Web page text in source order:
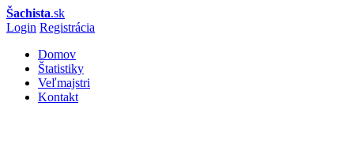
Šachista.sk
Login Registrácia
Domov
Štatistiky
Veľmajstri
Kontakt